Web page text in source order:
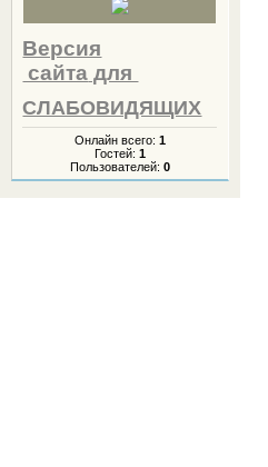
Версия
сайта для
СЛАБОВИДЯЩИХ
Онлайн всего: 1
Гостей: 1
Пользователей: 0